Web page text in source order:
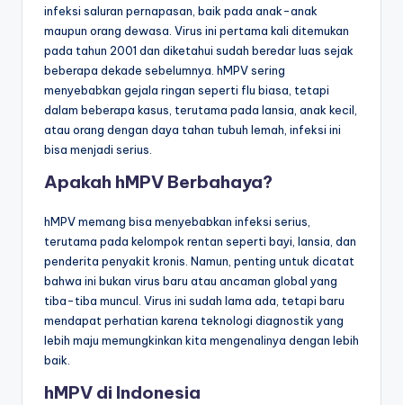
infeksi saluran pernapasan, baik pada anak-anak
maupun orang dewasa. Virus ini pertama kali ditemukan
pada tahun 2001 dan diketahui sudah beredar luas sejak
beberapa dekade sebelumnya. hMPV sering
menyebabkan gejala ringan seperti flu biasa, tetapi
dalam beberapa kasus, terutama pada lansia, anak kecil,
atau orang dengan daya tahan tubuh lemah, infeksi ini
bisa menjadi serius.
Apakah hMPV Berbahaya?
hMPV memang bisa menyebabkan infeksi serius,
terutama pada kelompok rentan seperti bayi, lansia, dan
penderita penyakit kronis. Namun, penting untuk dicatat
bahwa ini bukan virus baru atau ancaman global yang
tiba-tiba muncul. Virus ini sudah lama ada, tetapi baru
mendapat perhatian karena teknologi diagnostik yang
lebih maju memungkinkan kita mengenalinya dengan lebih
baik.
hMPV di Indonesia